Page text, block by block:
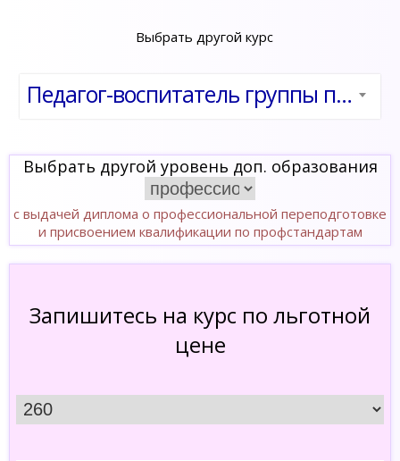
Выбрать другой курс
Педагог-воспитатель группы продленного дня. Проектирование и реализация учебно-воспитательной деятельности в рамках ФГОС
Выбрать другой уровень доп. образования
с выдачей диплома о профессиональной переподготовке
и присвоением квалификации по профстандартам
Запишитесь на курс по льготной
цене